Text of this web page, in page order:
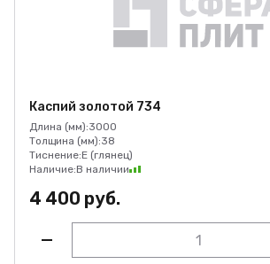
Каспий золотой 734
Длина (мм):3000
Толщина (мм):38
Тиснение:E (глянец)
Наличие:В наличии
4 400 руб.